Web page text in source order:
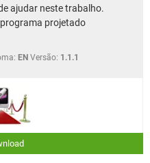
ajudar neste trabalho.
projetado
EN Versão: 1.1.1